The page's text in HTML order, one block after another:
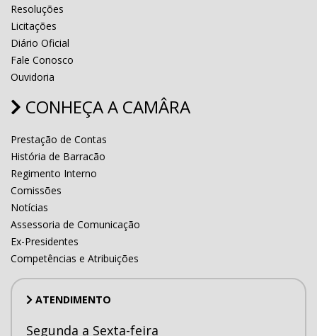
Resoluções
Licitações
Diário Oficial
Fale Conosco
Ouvidoria
CONHEÇA A CAMÂRA
Prestação de Contas
História de Barracão
Regimento Interno
Comissões
Notícias
Assessoria de Comunicação
Ex-Presidentes
Competências e Atribuições
ATENDIMENTO
Segunda a Sexta-feira